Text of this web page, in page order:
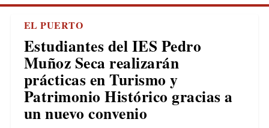
EL PUERTO
Estudiantes del IES Pedro
Muñoz Seca realizarán
prácticas en Turismo y
Patrimonio Histórico gracias a
un nuevo convenio